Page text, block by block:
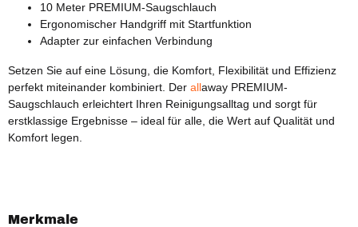
10 Meter PREMIUM-Saugschlauch
Ergonomischer Handgriff mit Startfunktion
Adapter zur einfachen Verbindung
Setzen Sie auf eine Lösung, die Komfort, Flexibilität und Effizienz
perfekt miteinander kombiniert. Der allaway PREMIUM-
Saugschlauch erleichtert Ihren Reinigungsalltag und sorgt für
erstklassige Ergebnisse – ideal für alle, die Wert auf Qualität und
Komfort legen.
Merkmale